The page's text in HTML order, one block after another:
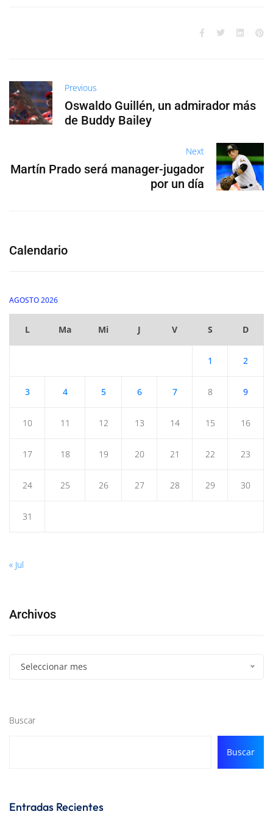
Previous
Oswaldo Guillén, un admirador más
de Buddy Bailey
Next
Martín Prado será manager-jugador
por un día
Calendario
AGOSTO 2026
L Ma Mi J V S D
1 2
3 4 5 6 7 8 9
10 11 12 13 14 15 16
17 18 19 20 21 22 23
24 25 26 27 28 29 30
31
« Jul
Archivos
Seleccionar mes
Buscar
Buscar
Entradas Recientes